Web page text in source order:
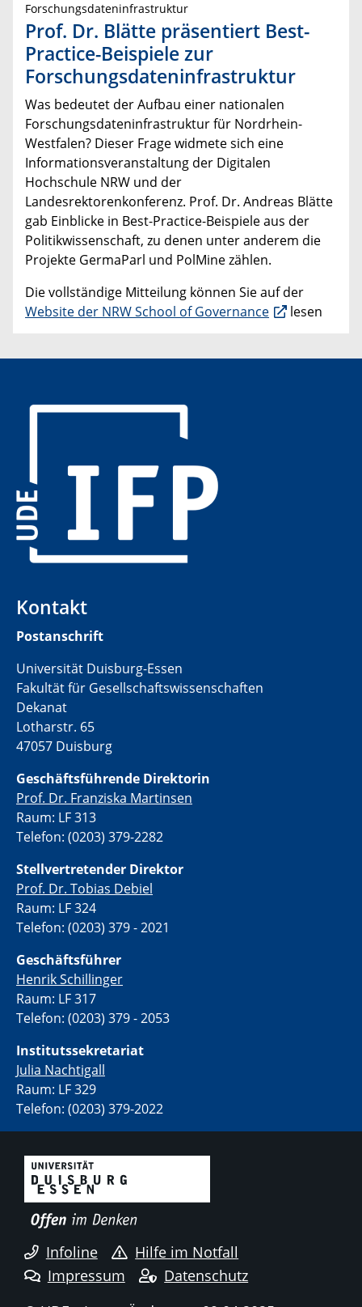
Forschungsdateninfrastruktur
Prof. Dr. Blätte präsentiert Best-
Practice-Beispiele zur
Forschungsdateninfrastruktur
Was bedeutet der Aufbau einer nationalen
Forschungsdateninfrastruktur für Nordrhein-
Westfalen? Dieser Frage widmete sich eine
Informationsveranstaltung der Digitalen
Hochschule NRW und der
Landesrektorenkonferenz. Prof. Dr. Andreas Blätte
gab Einblicke in Best-Practice-Beispiele aus der
Politikwissenschaft, zu denen unter anderem die
Projekte GermaParl und PolMine zählen.
Die vollständige Mitteilung können Sie auf der
Website der NRW School of Governance
lesen
Kontakt
Postanschrift
Universität Duisburg-Essen
Fakultät für Gesellschaftswissenschaften
Dekanat
Lotharstr. 65
47057 Duisburg
Geschäftsführende Direktorin
Prof. Dr. Franziska Martinsen
Raum: LF 313
Telefon: (0203) 379-2282
Stellvertretender Direktor
Prof. Dr. Tobias Debiel
Raum: LF 324
Telefon: (0203) 379 - 2021
Geschäftsführer
Henrik Schillinger
Raum: LF 317
Telefon: (0203) 379 - 2053
Institutssekretariat
Julia Nachtigall
Raum: LF 329
Telefon: (0203) 379-2022
Infoline
Hilfe im Notfall
Impressum
Datenschutz